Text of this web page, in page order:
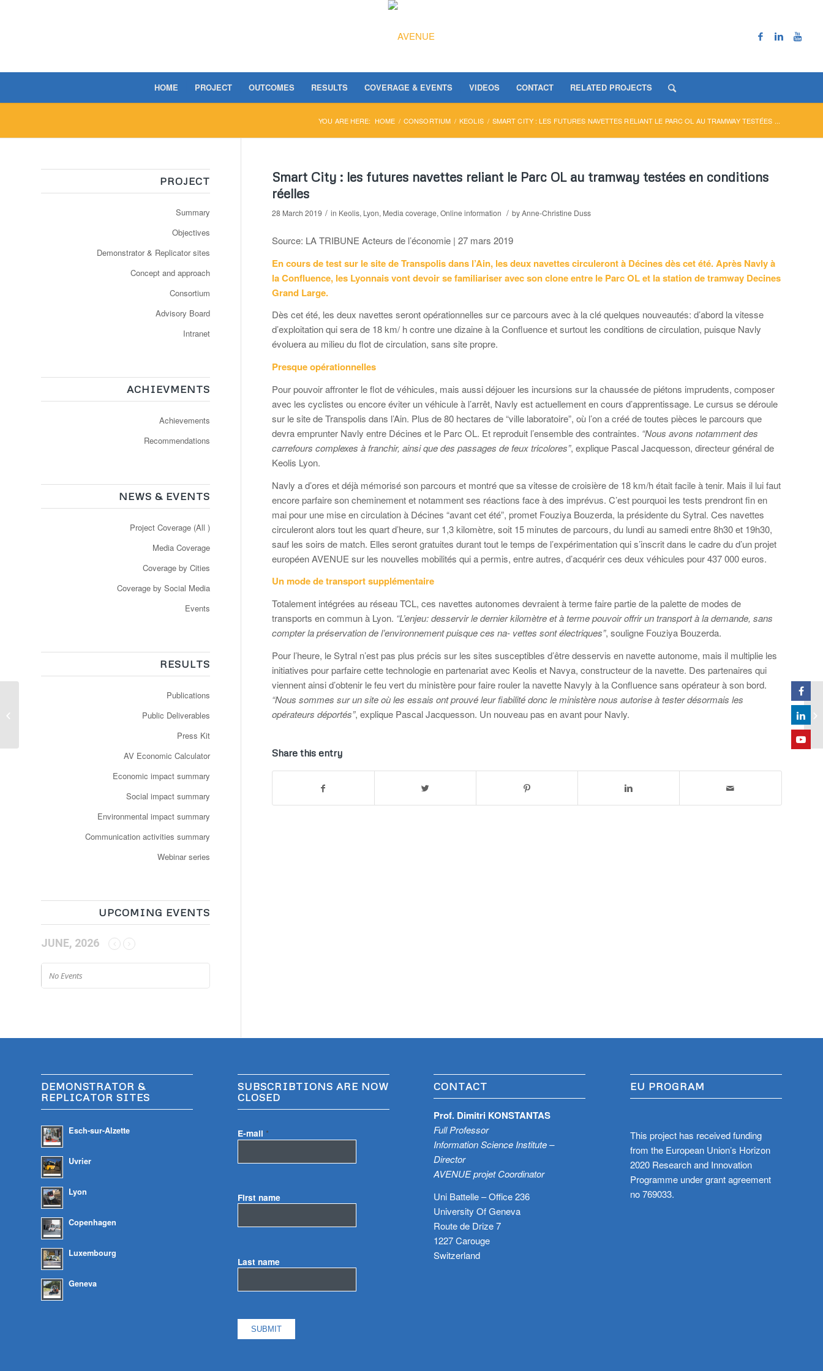
HOME PROJECT OUTCOMES RESULTS COVERAGE & EVENTS VIDEOS CONTACT RELATED PROJECTS
YOU ARE HERE: HOME / CONSORTIUM / KEOLIS / SMART CITY : LES FUTURES NAVETTES RELIANT LE PARC OL AU TRAMWAY TESTÉES ...
Smart City : les futures navettes reliant le Parc OL au tramway testées en conditions
réelles
28 March 2019 / in Keolis, Lyon, Media coverage, Online information / byAnne-Christine Duss
Source: LA TRIBUNE Acteurs de l’économie | 27 mars 2019
En cours de test sur le site de Transpolis dans l’Ain, les deux navettes circuleront à Décines dès cet été. Après Navly à
la Confluence, les Lyonnais vont devoir se familiariser avec son clone entre le Parc OL et la station de tramway Decines
Grand Large.
Dès cet été, les deux navettes seront opérationnelles sur ce parcours avec à la clé quelques nouveautés: d’abord la vitesse
d’exploitation qui sera de 18 km/ h contre une dizaine à la Confluence et surtout les conditions de circulation, puisque Navly
évoluera au milieu du flot de circulation, sans site propre.
Presque opérationnelles
Pour pouvoir affronter le flot de véhicules, mais aussi déjouer les incursions sur la chaussée de piétons imprudents, composer
avec les cyclistes ou encore éviter un véhicule à l’arrêt, Navly est actuellement en cours d’apprentissage. Le cursus se déroule
sur le site de Transpolis dans l’Ain. Plus de 80 hectares de “ville laboratoire”, où l’on a créé de toutes pièces le parcours que
devra emprunter Navly entre Décines et le Parc OL. Et reproduit l’ensemble des contraintes. “Nous avons notamment des
carrefours complexes à franchir, ainsi que des passages de feux tricolores”, explique Pascal Jacquesson, directeur général de
Keolis Lyon.
Navly a d’ores et déjà mémorisé son parcours et montré que sa vitesse de croisière de 18 km/h était facile à tenir. Mais il lui faut
encore parfaire son cheminement et notamment ses réactions face à des imprévus. C’est pourquoi les tests prendront fin en
mai pour une mise en circulation à Décines “avant cet été”, promet Fouziya Bouzerda, la présidente du Sytral. Ces navettes
circuleront alors tout les quart d’heure, sur 1,3 kilomètre, soit 15 minutes de parcours, du lundi au samedi entre 8h30 et 19h30,
sauf les soirs de match. Elles seront gratuites durant tout le temps de l’expérimentation qui s’inscrit dans le cadre du d’un projet
européen AVENUE sur les nouvelles mobilités qui a permis, entre autres, d’acquérir ces deux véhicules pour 437 000 euros.
Un mode de transport supplémentaire
Totalement intégrées au réseau TCL, ces navettes autonomes devraient à terme faire partie de la palette de modes de
transports en commun à Lyon. “L’enjeu: desservir le dernier kilomètre et à terme pouvoir offrir un transport à la demande, sans
compter la préservation de l’environnement puisque ces na- vettes sont électriques”, souligne Fouziya Bouzerda.
Pour l’heure, le Sytral n’est pas plus précis sur les sites susceptibles d’être desservis en navette autonome, mais il multiplie les
initiatives pour parfaire cette technologie en partenariat avec Keolis et Navya, constructeur de la navette. Des partenaires qui
viennent ainsi d’obtenir le feu vert du ministère pour faire rouler la navette Navyly à la Confluence sans opérateur à son bord.
“Nous sommes sur un site où les essais ont prouvé leur fiabilité donc le ministère nous autorise à tester désormais les
opérateurs déportés”, explique Pascal Jacquesson. Un nouveau pas en avant pour Navly.
Share this entry
PROJECT
Summary
Objectives
Demonstrator & Replicator sites
Concept and approach
Consortium
Advisory Board
Intranet
ACHIEVMENTS
Achievements
Recommendations
NEWS & EVENTS
Project Coverage (All )
Media Coverage
Coverage by Cities
Coverage by Social Media
Events
RESULTS
Publications
Public Deliverables
Press Kit
AV Economic Calculator
Economic impact summary
Social impact summary
Environmental impact summary
Communication activities summary
Webinar series
UPCOMING EVENTS
JUNE, 2026
No Events
DEMONSTRATOR &
REPLICATOR SITES
Esch-sur-Alzette
Uvrier
Lyon
Copenhagen
Luxembourg
Geneva
SUBSCRIBTIONS ARE NOW
CLOSED
E-mail *
First name
Last name
CONTACT
Prof. Dimitri KONSTANTAS
Full Professor
Information Science Institute –
Director
AVENUE projet Coordinator
Uni Battelle – Office 236
University Of Geneva
Route de Drize 7
1227 Carouge
Switzerland
EU PROGRAM
This project has received funding
from the European Union’s Horizon
2020 Research and Innovation
Programme under grant agreement
no 769033.